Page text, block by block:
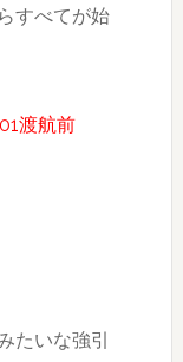
すべてが始
渡航前
たいな強引